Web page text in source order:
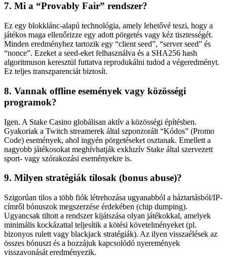
7. Mi a “Provably Fair” rendszer?
Ez egy blokklánc-alapú technológia, amely lehetővé teszi, hogy a
játékos maga ellenőrizze egy adott pörgetés vagy kéz tisztességét.
Minden eredményhez tartozik egy “client seed”, “server seed” és
“nonce”. Ezeket a seed-eket felhasználva és a SHA256 hash
algoritmuson keresztül futtatva reprodukálni tudod a végeredményt.
Ez teljes transzparenciát biztosít.
8. Vannak offline események vagy közösségi
programok?
Igen. A Stake Casino globálisan aktív a közösségi építésben.
Gyakoriak a Twitch streamerek által szponzorált “Kódos” (Promo
Code) események, ahol ingyén pörgetéseket osztanak. Emellett a
nagyobb játékosokat meghívhatják exkluzív Stake által szervezett
sport- vagy szórakozási eseményekre is.
9. Milyen stratégiák tilosak (bonus abuse)?
Szigorúan tilos a több fiók létrehozása ugyanabból a háztartásból/IP-
címről bónuszok megszerzése érdekében (chip dumping).
Ugyancsak tiltott a rendszer kijátszása olyan játékokkal, amelyek
minimális kockázattal teljesítik a kötési követelményeket (pl.
bizonyos rulett vagy blackjack stratégiák). Az ilyen visszaélések az
összes bónuszt és a hozzájuk kapcsolódó nyeremények
visszavonását eredményezik.